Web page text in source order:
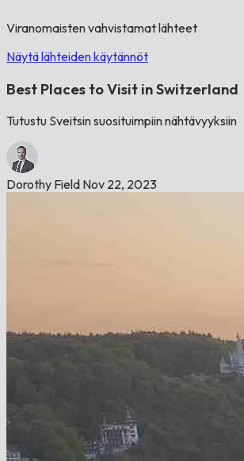
Viranomaisten vahvistamat lähteet
Näytä lähteiden käytännöt
Best Places to Visit in Switzerland
Tutustu Sveitsin suosituimpiin nähtävyyksiin
Dorothy Field Nov 22, 2023